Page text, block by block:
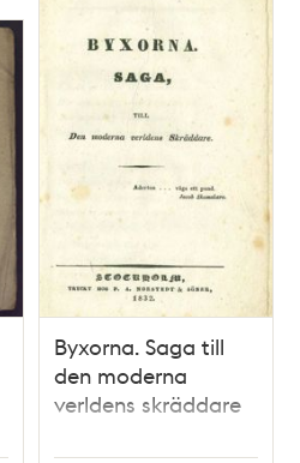
skola sit antagne
åldermanne och
bijsittiare embete
förrätta.
Byxorna. Saga till
den moderna
verldens skräddare